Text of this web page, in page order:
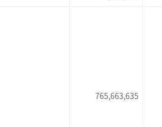
765,663,635